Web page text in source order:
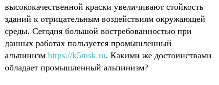
высококачественной краски увеличивают стойкость
зданий к отрицательным воздействиям окружающей
среды. Сегодня большой востребованностью при
данных работах пользуется промышленный
альпинизм https://k5msk.ru. Какими же достоинствами
обладает промышленный альпинизм?